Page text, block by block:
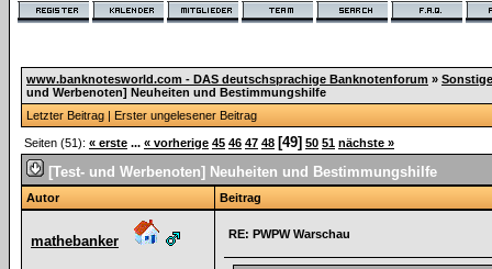
www.banknotesworld.com - DAS deutschsprachige Banknotenforum »
und Werbenoten] Neuheiten und Bestimmungshilfe
Letzter Beitrag | Erster ungelesener Beitrag
Seiten (51): « erste ... « vorherige 45 46 47 48 [49] 50 51 nächste »
[Test- und Werbenoten] Neuheiten und Bestimmungshilfe
Autor Beitrag
mathebanker RE: PWPW Warschau